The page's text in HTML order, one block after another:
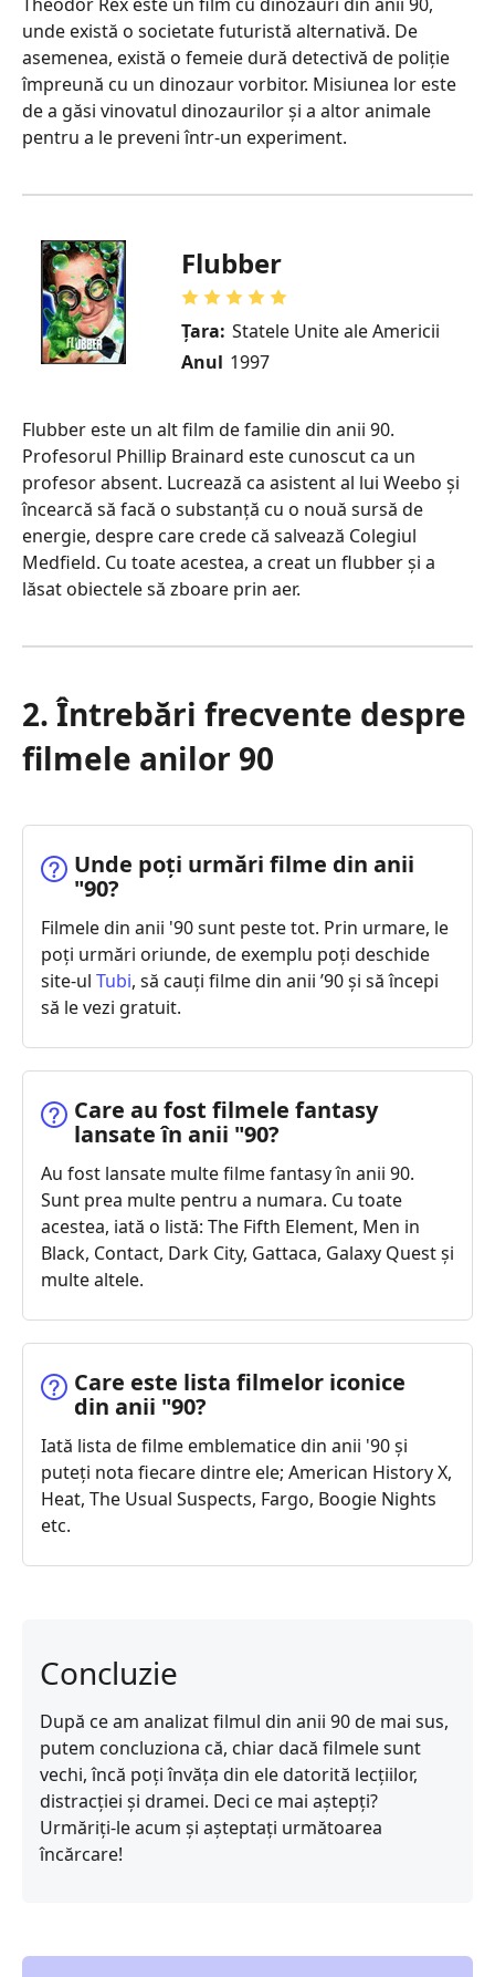
unde există o societate futuristă alternativă. De
asemenea, există o femeie dură detectivă de poliție
împreună cu un dinozaur vorbitor. Misiunea lor este
de a găsi vinovatul dinozaurilor și a altor animale
pentru a le preveni într-un experiment.
Flubber
Țara: Statele Unite ale Americii
Anul 1997
Flubber este un alt film de familie din anii 90.
Profesorul Phillip Brainard este cunoscut ca un
profesor absent. Lucrează ca asistent al lui Weebo și
încearcă să facă o substanță cu o nouă sursă de
energie, despre care crede că salvează Colegiul
Medfield. Cu toate acestea, a creat un flubber și a
lăsat obiectele să zboare prin aer.
2. Întrebări frecvente despre
filmele anilor 90
Unde poți urmări filme din anii
"90?
Filmele din anii '90 sunt peste tot. Prin urmare, le
poți urmări oriunde, de exemplu poți deschide
site-ul Tubi, să cauți filme din anii ’90 și să începi
să le vezi gratuit.
Care au fost filmele fantasy
lansate în anii "90?
Au fost lansate multe filme fantasy în anii 90.
Sunt prea multe pentru a numara. Cu toate
acestea, iată o listă: The Fifth Element, Men in
Black, Contact, Dark City, Gattaca, Galaxy Quest și
multe altele.
Care este lista filmelor iconice
din anii "90?
Iată lista de filme emblematice din anii '90 și
puteți nota fiecare dintre ele; American History X,
Heat, The Usual Suspects, Fargo, Boogie Nights
etc.
Concluzie
După ce am analizat filmul din anii 90 de mai sus,
putem concluziona că, chiar dacă filmele sunt
vechi, încă poți învăța din ele datorită lecțiilor,
distracției și dramei. Deci ce mai aștepți?
Urmăriți-le acum și așteptați următoarea
încărcare!